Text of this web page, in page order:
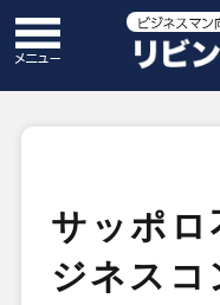
サッポ
ジネスコ